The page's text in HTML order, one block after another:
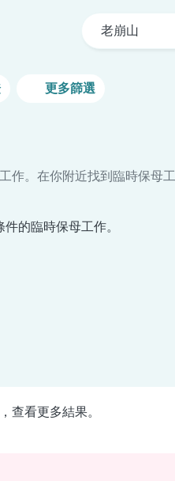
老崩山
更多篩選
作。在你附近找到臨時保母
的臨時保母工作。
查看更多結果。